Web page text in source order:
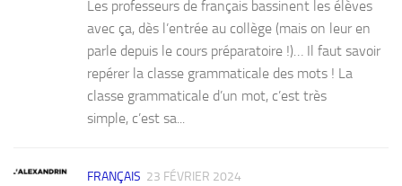
Les professeurs de français bassinent les élèves
avec ça, dès l’entrée au collège (mais on leur en
parle depuis le cours préparatoire !)… Il faut savoir
repérer la classe grammaticale des mots ! La
classe grammaticale d’un mot, c’est très
simple, c’est sa...
FRANÇAIS 23 FÉVRIER 2024